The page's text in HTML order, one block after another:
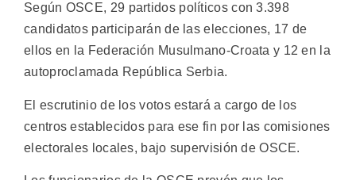
Según OSCE, 29 partidos políticos con 3.398
candidatos participarán de las elecciones, 17 de
ellos en la Federación Musulmano-Croata y 12 en la
autoproclamada República Serbia.
El escrutinio de los votos estará a cargo de los
centros establecidos para ese fin por las comisiones
electorales locales, bajo supervisión de OSCE.